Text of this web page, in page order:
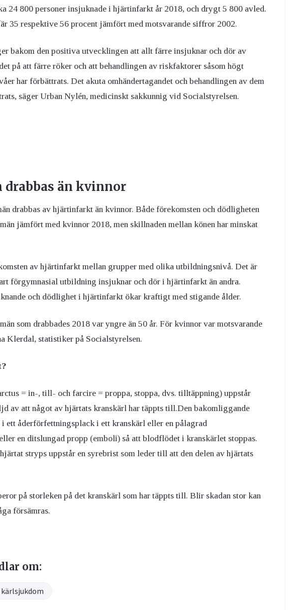
24 800 personer insjuknade i hjärtinfarkt år 2018, och drygt 5 800 avled.
35 respektive 56 procent jämfört med motsvarande siffror 2002.
bakom den positiva utvecklingen att allt färre insjuknar och dör av
på att färre röker och att behandlingen av riskfaktorer såsom högt
har förbättrats. Det akuta omhändertagandet och behandlingen av dem
säger Urban Nylén, medicinskt sakkunnig vid Socialstyrelsen.
än kvinnor
drabbas av hjärtinfarkt än kvinnor. Både förekomsten och dödligheten
jämfört med kvinnor 2018, men skillnaden mellan könen har minskat
av hjärtinfarkt mellan grupper med olika utbildningsnivå. Det är
förgymnasial utbildning insjuknar och dör i hjärtinfarkt än andra.
och dödlighet i hjärtinfarkt ökar kraftigt med stigande ålder.
som drabbades 2018 var yngre än 50 år. För kvinnor var motsvarande
Klerdal, statistiker på Socialstyrelsen.
= in-, till- och farcire = proppa, stoppa, dvs. tilltäppning) uppstår
av att något av hjärtats kranskärl har täppts till.Den bakomliggande
ett åderförfettningsplack i ett kranskärl eller en pålagrad
en ditslungad propp (emboli) så att blodflödet i kranskärlet stoppas.
stryps uppstår en syrebrist som leder till att den delen av hjärtats
på storleken på det kranskärl som har täppts till. Blir skadan stor kan
försämras.
om: